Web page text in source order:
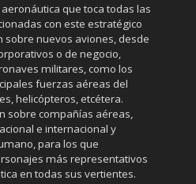
que toca todas las
con este estratégico
sobre nuevos aviones, desde
o de negocio,
militares, como los
fuerzas aéreas del
helicópteros, etcétera.
sobre compañías aéreas,
e internacional y
para los que
más representativos
en todas sus vertientes.